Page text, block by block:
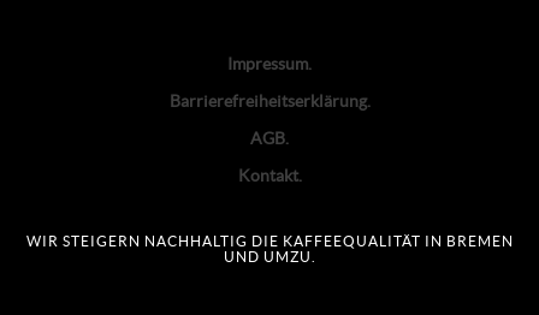
Impressum
Barrierefreiheitserklärung
AGB
Kontakt
WIR STEIGERN NACHHALTIG DIE KAFFEEQUALITÄT IN BREMEN
UND UMZU.